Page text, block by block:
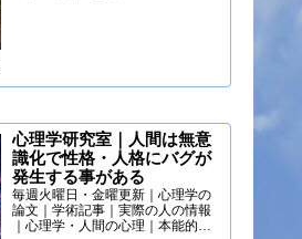
心理学研究室｜人間は無意
識化で性格・人格にバグが
発生する事がある
毎週火曜日・金曜更新｜心理学の
論文｜学術記事｜実際の人の情報
｜心理学・人間の心理｜本能的心